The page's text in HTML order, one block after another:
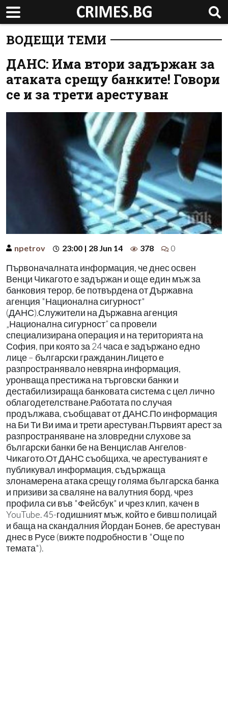
ВОДЕЩИ ТЕМИ
ДАНС: Има втори задържан за
атаката срещу банките! Говори
се и за трети арестуван
npetrov 23:00 | 28 Jun 14 378 0
Първоначалната информация, че днес освен
Венци Чикагото е задържан и още един мъж за
банковия терор, бе потвърдена от Държавна
агенция "Национална сигурност"
(ДАНС).Служители на Държавна агенция
„Национална сигурност” са провели
специализирана операция и на територията на
София, при която за 24 часа е задържано едно
лице – български гражданин.Лицето е
разпространявало невярна информация,
уронваща престижа на търговски банки и
дестабилизираща банковата система с цел лично
облагодетелстване.Работата по случая
продължава, съобщават от ДАНС.По информация
на Би Ти Ви има и трети арестуван.Първият арест за
разпространяване на зловредни слухове за
български банки бе на Венцислав Ангелов-
Чикагото.От ДАНС съобщиха, че арестуваният е
публикувал информация, съдържаща
злонамерена атака срещу голяма българска банка
и призиви за сваляне на валутния борд, чрез
профила си във "Фейсбук" и чрез клип, качен в
YouTube. 45-годишният мъж, който е бивш полицай
и баща на скандалния Йордан Бонев, бе арестуван
днес в Русе (вижте подробности в "Още по
темата").